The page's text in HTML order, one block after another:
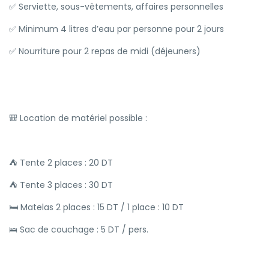
✅ Serviette, sous-vêtements, affaires personnelles
✅ Minimum 4 litres d’eau par personne pour 2 jours
✅ Nourriture pour 2 repas de midi (déjeuners)
🎒 Location de matériel possible :
⛺ Tente 2 places : 20 DT
⛺ Tente 3 places : 30 DT
🛏️ Matelas 2 places : 15 DT / 1 place : 10 DT
🛌 Sac de couchage : 5 DT / pers.